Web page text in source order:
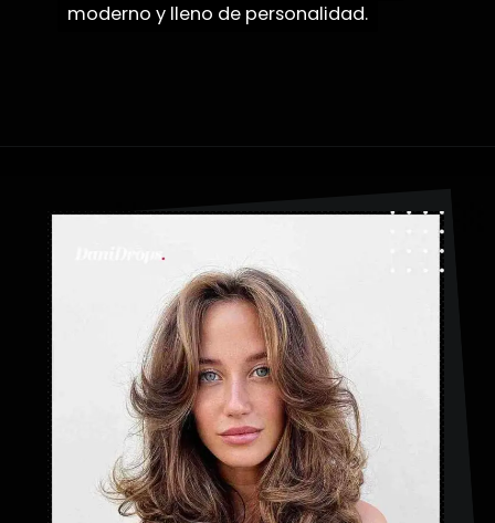
moderno y lleno de personalidad.
moderno y lleno de personalidad.